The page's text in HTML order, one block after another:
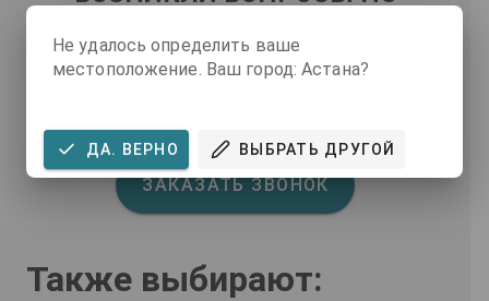
Наши специалисты вам помогут
Также вы можете посмотреть
ЗАКАЗАТЬ ЗВОНОК
Также выбирают:
Не удалось определить ваше
местоположение. Ваш город: Астана?
ДА. ВЕРНО ВЫБРАТЬ ДРУГОЙ